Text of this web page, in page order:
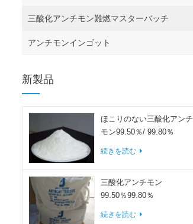
三酸化アンチモン難燃マスターバッチ
アンチモンインゴット
新製品
ほこりのない三酸化アンチ
モン99.50％/ 99.80％
続きを読む
三酸化アンチモン
99.50％99.80％
続きを読む